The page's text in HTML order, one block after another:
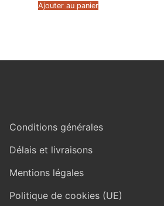
Ajouter au panier
Conditions générales
Délais et livraisons
Mentions légales
Politique de cookies (UE)